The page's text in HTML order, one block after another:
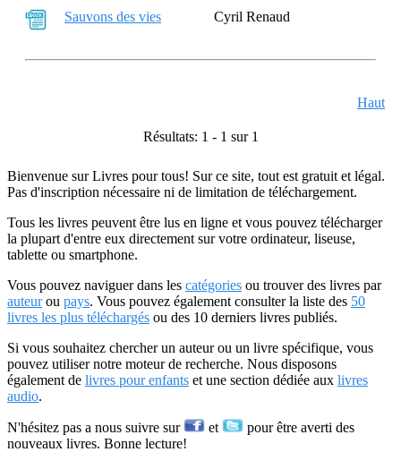
Sauvons des vies Cyril Renaud
Haut
Résultats: 1 - 1 sur 1
Bienvenue sur Livres pour tous! Sur ce site, tout est gratuit et légal.
Pas d'inscription nécessaire ni de limitation de téléchargement.
Tous les livres peuvent être lus en ligne et vous pouvez télécharger
la plupart d'entre eux directement sur votre ordinateur, liseuse,
tablette ou smartphone.
Vous pouvez naviguer dans les catégories ou trouver des livres par
auteurou pays. Vous pouvez également consulter la liste des 50
livres les plus téléchargés ou des 10 derniers livres publiés.
Si vous souhaitez chercher un auteur ou un livre spécifique, vous
pouvez utiliser notre moteur de recherche. Nous disposons
également de livres pour enfants et une section dédiée aux livres
audio.
N'hésitez pas a nous suivre sur et
pour être averti des
nouveaux livres. Bonne lecture!